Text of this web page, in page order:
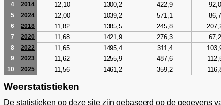
4 2014 12,10 1300,2 422,9 92,0
5 2024 12,00 1039,2 571,1 86,7
6 2018 11,82 1385,5 245,8
7 2020 11,68 1421,9 276,3 67,2
8 2022 11,65 1495,4 311,4
9 2023 11,62 1255,9 487,6
10 2025 11,56 1461,2 359,2
Weerstatistieken
De statistieken op deze site zijn gebaseerd op de gegevens